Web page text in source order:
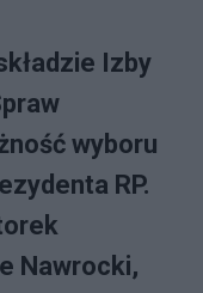
Izby
wyboru
RP.
Nawrocki,